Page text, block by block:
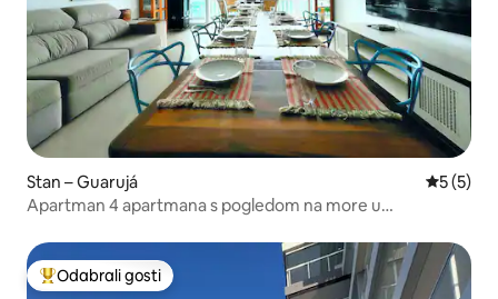
Stan – Guarujá
5 (5)
Apartman 4 apartmana s pogledom na more u
Među najviše rangiranima s oznakom „Odabrali gosti”
Odabrali gosti